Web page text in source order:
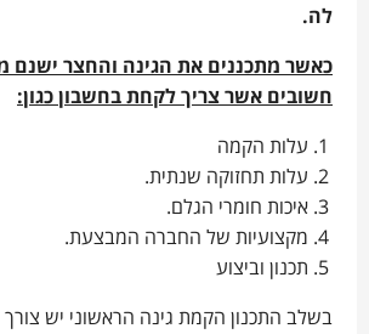
לה.
כאשר מתכננים את הגינה והחצר ישנם
חשובים אשר צריך לקחת בחשבון כגון:
עלות הקמה
עלות תחזוקה שנתית.
איכות חומרי הגלם.
מקצועיות של החברה המבצעת.
תכנון וביצוע
בשלב התכנון הקמת גינה הראשוני יש צורך